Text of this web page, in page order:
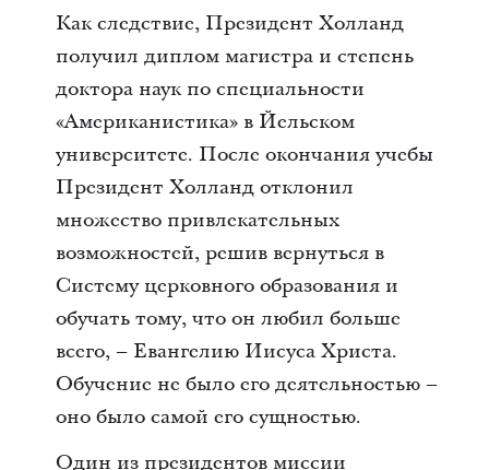
Как следствие, Президент Холланд
получил диплом магистра и степень
доктора наук по специальности
«Американистика» в Йельском
университете. После окончания учебы
Президент Холланд отклонил
множество привлекательных
возможностей, решив вернуться в
Систему церковного образования и
обучать тому, что он любил больше
всего, – Евангелию Иисуса Христа.
Обучение не было его деятельностью –
оно было самой его сущностью.
Один из президентов миссии